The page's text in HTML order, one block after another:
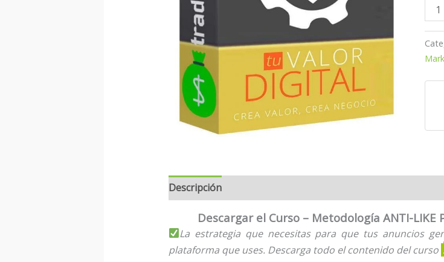
Descripción
Descargar el Curso – Metodología ANTI-
La estrategia que necesitas para que tus anuncios
plataforma que uses. Descarga todo el contenido del curso